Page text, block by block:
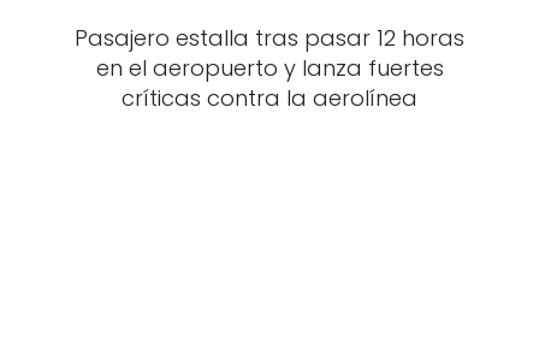
Pasajero estalla tras pasar 12 horas
en el aeropuerto y lanza fuertes
críticas contra la aerolínea